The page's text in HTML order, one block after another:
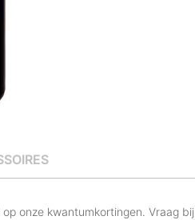
onze kwantumkortingen. Vraag bij